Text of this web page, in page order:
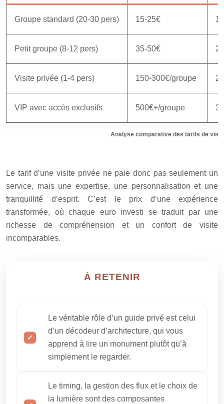
Analyse comparative des tarifs de
Groupe standard (20-30 pers) 15-25€
Petit groupe (8-12 pers) 35-50€ 2h
Visite privée (1-4 pers) 150-300€/groupe
VIP avec accès exclusifs 500€+/groupe 3-
Le tarif d’une visite privée ne paie donc pas seulement un
service, mais une expertise, une personnalisation et une
tranquillité d’esprit. C’est le prix d’une expérience
transformée, où chaque euro investi se traduit par une
richesse de compréhension et un confort de visite
incomparables.
À RETENIR
Le véritable rôle d’un guide privé est celui
d’un décodeur d’architecture, qui vous
apprend à lire un monument plutôt qu’à
simplement le regarder.
Le timing, la gestion des flux et le choix de
la lumière sont des composantes